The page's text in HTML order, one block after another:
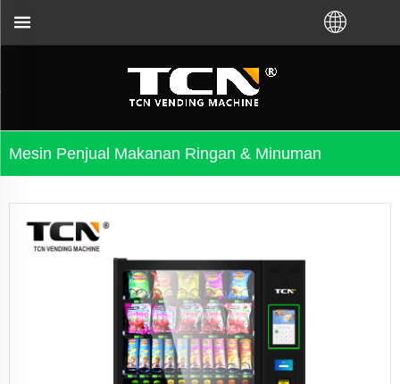
Mesin Penjual Makanan Ringan & Minuman
dan pemecahan masalah mesin penjual